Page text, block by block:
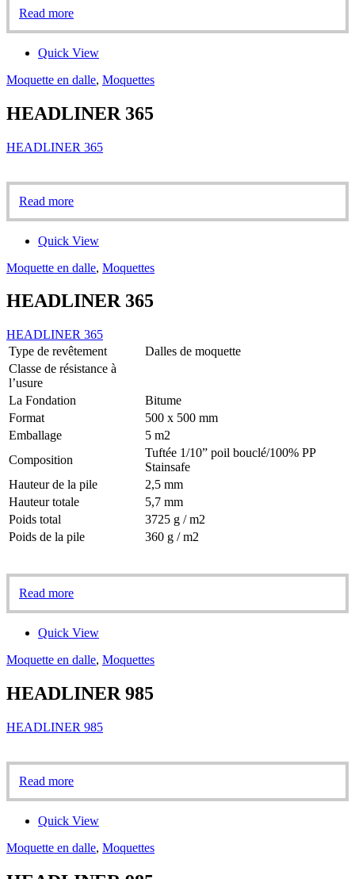
Read more
Quick View
Moquette en dalle, Moquettes
HEADLINER 365
HEADLINER 365
Read more
Quick View
Moquette en dalle, Moquettes
HEADLINER 365
HEADLINER 365
Type de revêtement
Dalles de moquette
Classe de résistance à
l’usure
La Fondation
Bitume
Format
500 x 500 mm
Emballage
5 m2
Composition
Tuftée 1/10” poil bouclé/100% PP
Stainsafe
Hauteur de la pile
2,5 mm
Hauteur totale
5,7 mm
Poids total
3725 g / m2
Poids de la pile
360 g / m2
Read more
Quick View
Moquette en dalle, Moquettes
HEADLINER 985
HEADLINER 985
Read more
Quick View
Moquette en dalle, Moquettes